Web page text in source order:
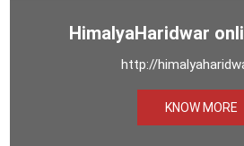
HimalyaHaridwar
http://
KNOW MORE